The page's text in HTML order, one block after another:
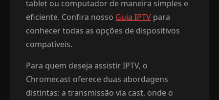
tablet ou computador de maneira simples e
eficiente. Confira nosso Guia IPTV para
conhecer todas as opções de dispositivos
compatíveis.
Para quem deseja assistir IPTV, o
Chromecast oferece duas abordagens
distintas: a transmissão via cast, onde o